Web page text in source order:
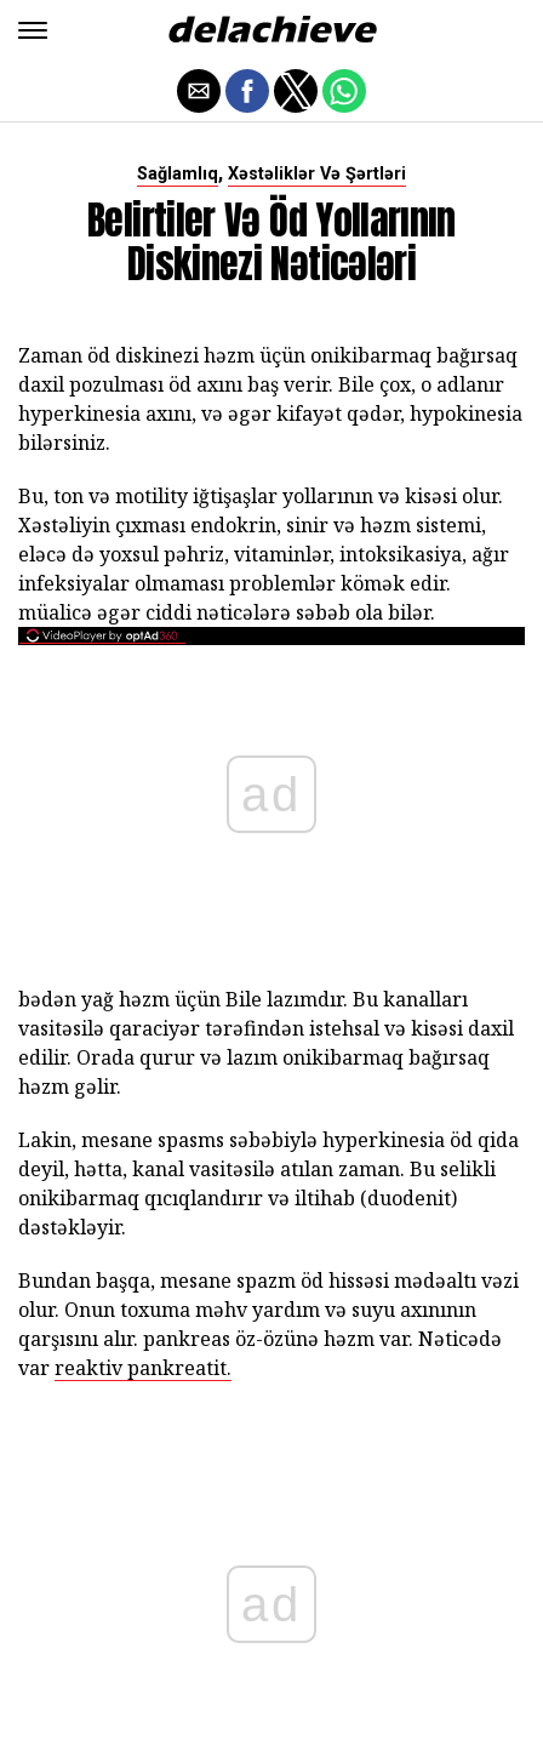
Sağlamlıq, Xəstəliklər Və Şərtləri
Belirtiler Və Öd Yollarının
Diskinezi Nəticələri
Zaman öd diskinezi həzm üçün onikibarmaq bağırsaq
daxil pozulması öd axını baş verir. Bile çox, o adlanır
hyperkinesia axını, və əgər kifayət qədər, hypokinesia
bilərsiniz.
Bu, ton və motility iğtişaşlar yollarının və kisəsi olur.
Xəstəliyin çıxması endokrin, sinir və həzm sistemi,
eləcə də yoxsul pəhriz, vitaminlər, intoksikasiya, ağır
infeksiyalar olmaması problemlər kömək edir.
müalicə əgər ciddi nəticələrə səbəb ola bilər.
ad
bədən yağ həzm üçün Bile lazımdır. Bu kanalları
vasitəsilə qaraciyər tərəfindən istehsal və kisəsi daxil
edilir. Orada qurur və lazım onikibarmaq bağırsaq
həzm gəlir.
Lakin, mesane spasms səbəbiylə hyperkinesia öd qida
deyil, hətta, kanal vasitəsilə atılan zaman. Bu selikli
onikibarmaq qıcıqlandırır və iltihab (duodenit)
dəstəkləyir.
Bundan başqa, mesane spazm öd hissəsi mədəaltı vəzi
olur. Onun toxuma məhv yardım və suyu axınının
qarşısını alır. pankreas öz-özünə həzm var. Nəticədə
varreaktiv pankreatit.
ad